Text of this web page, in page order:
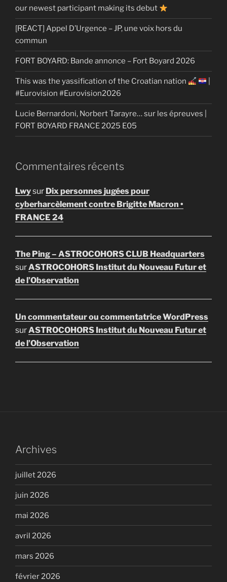
our newest participant making its debut
[REACT] Appel D’Urgence – JP, une voix hors du
commun
FORT BOYARD: Bande annonce – Fort Boyard 2026
This was the yassification of the Croatian nation
#Eurovision #Eurovision2026
Lucie Bernardoni, Norbert Tarayre… sur les épreuves |
FORT BOYARD FRANCE 2025 E05
Commentaires récents
Lwysur Dix personnes jugées pour
cyberharcèlement contre Brigitte Macron •
FRANCE 24
The Ping – ASTROCOHORS CLUB Headquarters
surASTROCOHORS Institut du Nouveau Futur et
de l’Observation
Un commentateur ou commentatrice WordPress
surASTROCOHORS Institut du Nouveau Futur et
de l’Observation
Archives
juillet 2026
juin 2026
mai 2026
avril 2026
mars 2026
février 2026